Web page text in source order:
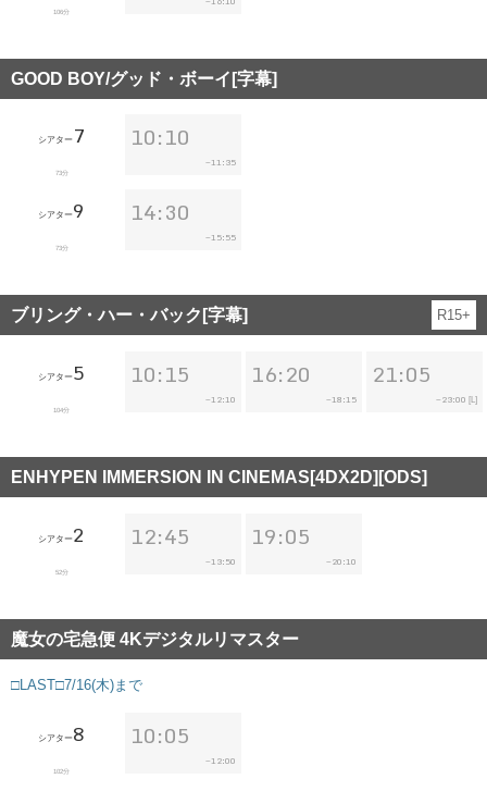
106分
GOOD BOY/グッド・ボーイ[字幕]
シアター 7
73分
10:10
~11:35
シアター9
73分
14:30
~15:55
ブリング・ハー・バック[字幕] R15+
シアター5
104分
10:15
~12:10
16:20
~18:15
21:05
~ 23:00 [L]
ENHYPEN IMMERSION IN CINEMAS[4DX2D][ODS]
シアター2
52分
12:45
~13:50
19:05
~ 20:10
魔女の宅急便 4Kデジタルリマスター
□LAST□7/16(木)まで
シアター8
102分
10:05
~ 12:00